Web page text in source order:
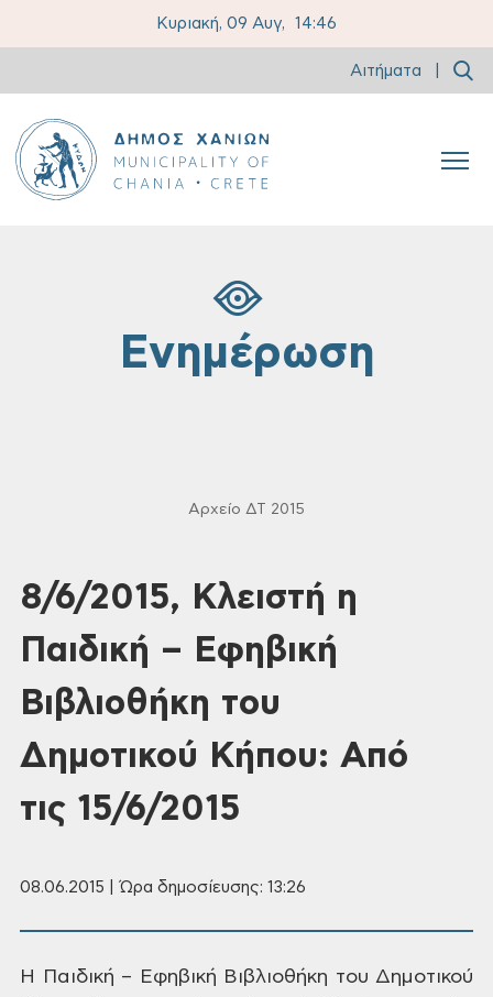
Κυριακή, 09 Αυγ, 14:46
Αιτήματα
Ενημέρωση
Αρχείο ΔΤ 2015
8/6/2015, Κλειστή η
Παιδική – Εφηβική
Βιβλιοθήκη του
Δημοτικού Κήπου: Από
τις 15/6/2015
08.06.2015 | Ώρα δημοσίευσης: 13:26
Η Παιδική – Εφηβική Βιβλιοθήκη του Δημοτικού